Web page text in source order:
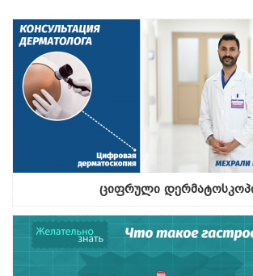
ციფრული